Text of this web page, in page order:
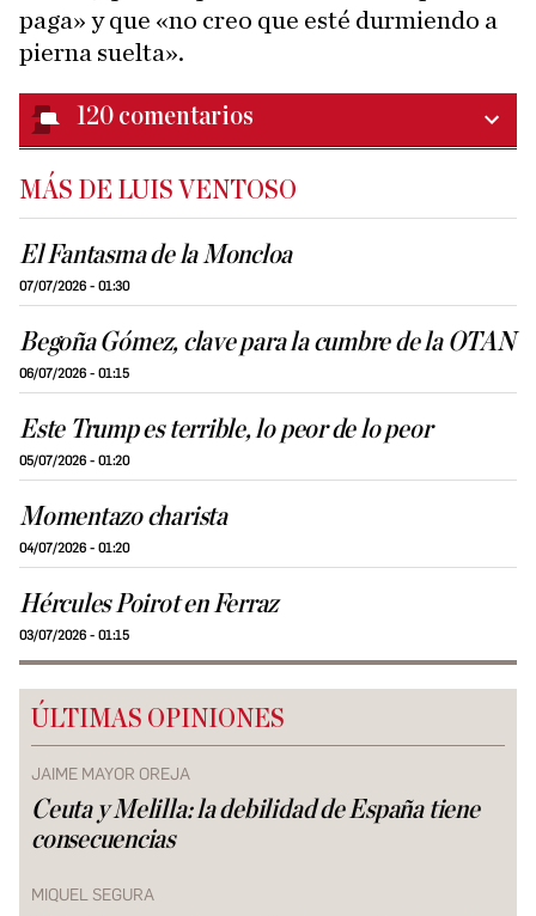
paga» y que «no creo que esté durmiendo a
pierna suelta».
120 comentarios
MÁS DE LUIS VENTOSO
El Fantasma de la Moncloa
07/07/2026 - 01:30
Begoña Gómez, clave para la cumbre de la OTAN
06/07/2026 - 01:15
Este Trump es terrible, lo peor de lo peor
05/07/2026 - 01:20
Momentazo charista
04/07/2026 - 01:20
Hércules Poirot en Ferraz
03/07/2026 - 01:15
ÚLTIMAS OPINIONES
JAIME MAYOR OREJA
Ceuta y Melilla: la debilidad de España tiene
consecuencias
MIQUEL SEGURA